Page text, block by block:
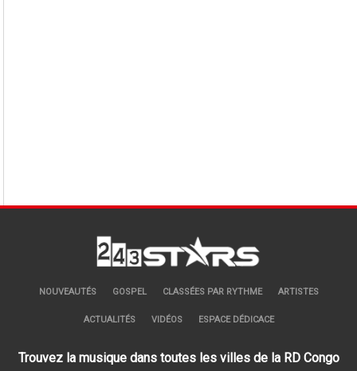
NOUVEAUTÉS GOSPEL CLASSÉES PAR RYTHME ARTISTES
ACTUALITÉS VIDÉOS ESPACE DÉDICACE
Trouvez la musique dans toutes les villes de la RD Congo